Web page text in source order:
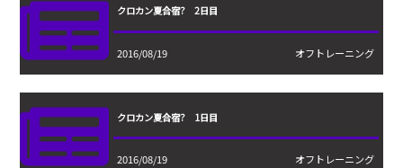
クロカン夏合宿? 2日目
2016/08/19 オフトレーニング
クロカン夏合宿? 1日目
2016/08/19 オフトレーニング